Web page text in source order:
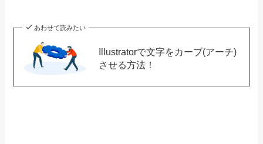
あわせて読みたい
Illustratorで文字をカーブ(アーチ)
させる方法！